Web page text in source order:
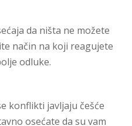
da ništa ne možete
način na koji reagujete
odluke.
konflikti javljaju češće
osećate da su vam